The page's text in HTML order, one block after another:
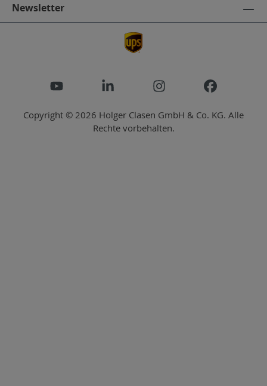
Newsletter
Copyright © 2026 Holger Clasen GmbH & Co. KG. Alle
Rechte vorbehalten.